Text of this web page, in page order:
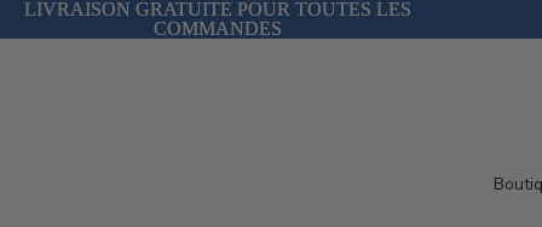
LIVRAISON GRATUITE POUR TOUTES LES
COMMANDES
LIVRAISON GRATUITE POUR TOUTES LES
COMMANDES